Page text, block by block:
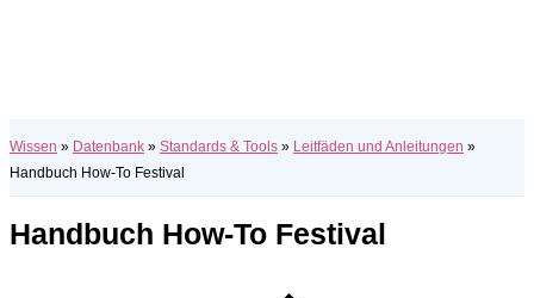
Wissen » Datenbank » Standards & Tools » Leitfäden und Anleitungen »
Handbuch How-To Festival
Handbuch How-To Festival